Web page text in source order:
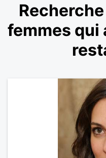
femmes qui